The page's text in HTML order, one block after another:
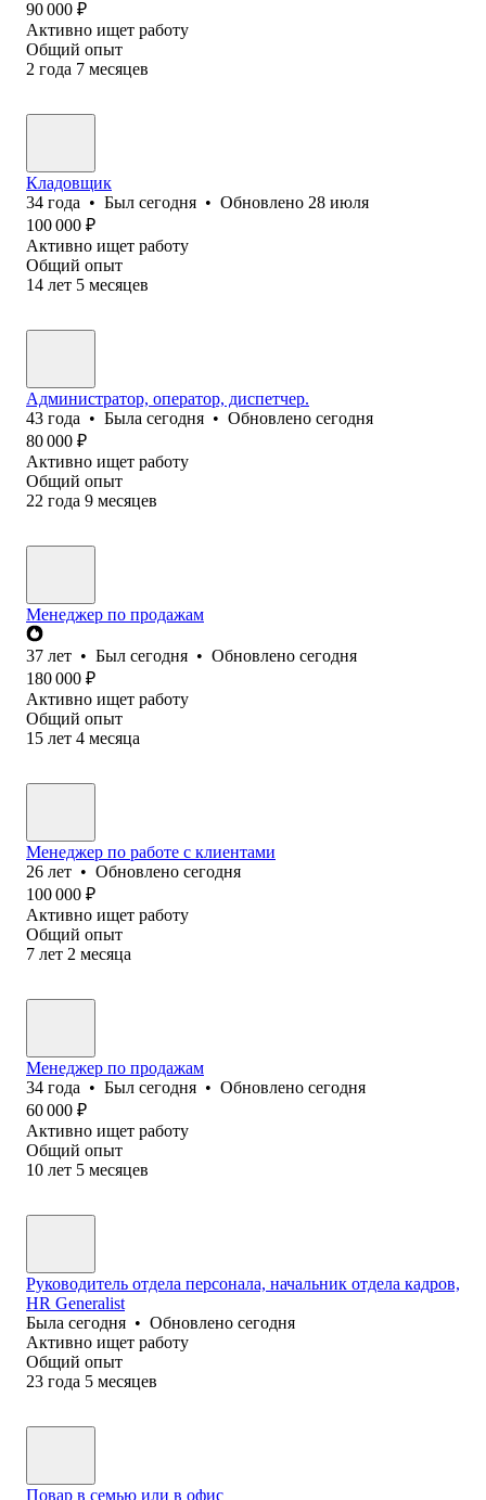
90 000 ₽
Активно ищет работу
Общий опыт
2 года 7 месяцев
Кладовщик
34 года • Был сегодня • Обновлено 28 июля
100 000 ₽
Активно ищет работу
Общий опыт
14 лет 5 месяцев
Администратор, оператор, диспетчер.
43 года • Была сегодня • Обновлено сегодня
80 000 ₽
Активно ищет работу
Общий опыт
22 года 9 месяцев
Менеджер по продажам
37 лет • Был сегодня • Обновлено сегодня
180 000 ₽
Активно ищет работу
Общий опыт
15 лет 4 месяца
Менеджер по работе с клиентами
26 лет • Обновлено сегодня
100 000 ₽
Активно ищет работу
Общий опыт
7 лет 2 месяца
Менеджер по продажам
34 года • Был сегодня • Обновлено сегодня
60 000 ₽
Активно ищет работу
Общий опыт
10 лет 5 месяцев
Руководитель отдела персонала, начальник отдела кадров,
HR Generalist
Была сегодня • Обновлено сегодня
Активно ищет работу
Общий опыт
23 года 5 месяцев
Повар в семью или в офис